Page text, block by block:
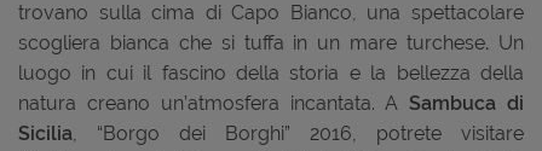
trovano sulla cima di Capo Bianco, una spettacolare
scogliera bianca che si tuffa in un mare turchese. Un
luogo in cui il fascino della storia e la bellezza della
natura creano un’atmosfera incantata. ASambuca di
Sicilia, “Borgo dei Borghi” 2016, potrete visitare